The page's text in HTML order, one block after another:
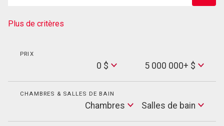
nom
Plus de critères
PRIX
0 $
Max
Price
5 000 000+ $
CHAMBRES & SALLES DE BAIN
Chambres
Salles
de
Salles de bain